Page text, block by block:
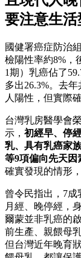
要注意生活
國健署癌症防治
檢陽性率約8%，
1期）乳癌佔了
多出26.3%。去
人陽性，但實際
台灣乳房醫學會
示， 初經早、停
乳、具有乳癌家
等9項偏向先天因
確實發現的情形
曾令民指出，7
月經、晚停經，
爾蒙並非乳癌的
前生產、親餵母
但台灣近年晚育